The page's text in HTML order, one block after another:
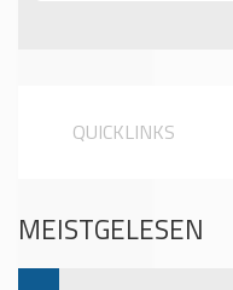
QUICKLINKS
MEISTGELESEN